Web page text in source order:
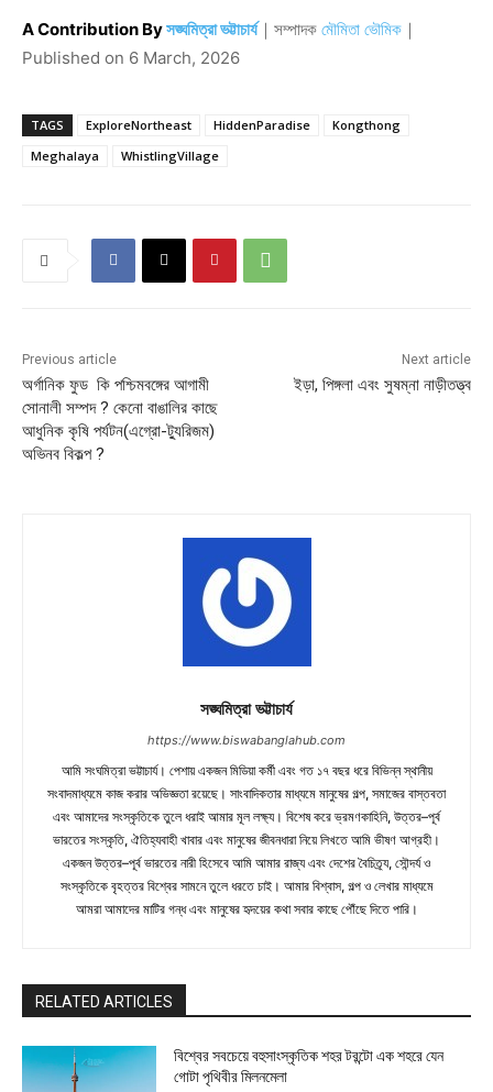
A Contribution Byসঙ্ঘমিত্রা ভট্টাচার্য｜ সম্পাদক মৌমিতা ভৌমিক ｜
Published on 6 March, 2026
TAGS ExploreNortheast HiddenParadise
Kongthong
Meghalaya
WhistlingVillage
Previous article
অর্গানিক ফুড কি পশ্চিমবঙ্গের আগামী
সোনালী সম্পদ ? কেনো বাঙালির কাছে
আধুনিক কৃষি পর্যটন(এগ্রো-ট্যুরিজম)
অভিনব বিকল্প ?
Next article
ইড়া, পিঙ্গলা এবং সুষম্না নাড়ীতত্ত্ব
সঙ্ঘমিত্রা ভট্টাচার্য
https://www.biswabanglahub.com
আমি সংঘমিত্রা ভট্টাচার্য। পেশায় একজন মিডিয়া কর্মী এবং গত ১৭ বছর ধরে বিভিন্ন স্থানীয়
সংবাদমাধ্যমে কাজ করার অভিজ্ঞতা রয়েছে। সাংবাদিকতার মাধ্যমে মানুষের গল্প, সমাজের বাস্তবতা
এবং আমাদের সংস্কৃতিকে তুলে ধরাই আমার মূল লক্ষ্য। বিশেষ করে ভ্রমণকাহিনি, উত্তর–পূর্ব
ভারতের সংস্কৃতি, ঐতিহ্যবাহী খাবার এবং মানুষের জীবনধারা নিয়ে লিখতে আমি ভীষণ আগ্রহী।
একজন উত্তর–পূর্ব ভারতের নারী হিসেবে আমি আমার রাজ্য এবং দেশের বৈচিত্র্য, সৌন্দর্য ও
সংস্কৃতিকে বৃহত্তর বিশ্বের সামনে তুলে ধরতে চাই। আমার বিশ্বাস, গল্প ও লেখার মাধ্যমে
আমরা আমাদের মাটির গন্ধ এবং মানুষের হৃদয়ের কথা সবার কাছে পৌঁছে দিতে পারি।
RELATED ARTICLES
বিশ্বের সবচেয়ে বহুসাংস্কৃতিক শহর টরন্টো এক শহরে যেন
গোটা পৃথিবীর মিলনমেলা